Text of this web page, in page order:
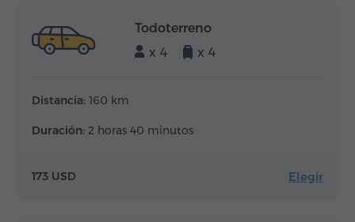
Todoterreno
x 4
x 4
Distancia: 160 km
Duración: 2 horas 40 minutos
173 USD Elegir